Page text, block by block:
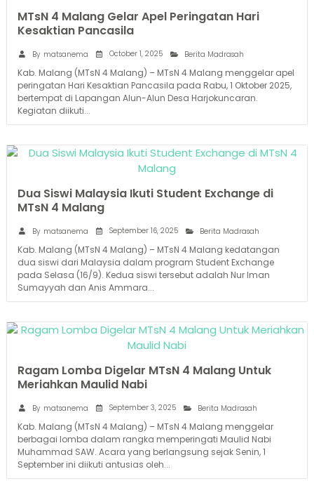
MTsN 4 Malang Gelar Apel Peringatan Hari
Kesaktian Pancasila
By matsanema October 1, 2025 Berita Madrasah
Kab. Malang (MTsN 4 Malang) – MTsN 4 Malang menggelar apel
peringatan Hari Kesaktian Pancasila pada Rabu, 1 Oktober 2025,
bertempat di Lapangan Alun-Alun Desa Harjokuncaran.
Kegiatan diikuti...
Dua Siswi Malaysia Ikuti Student Exchange di
MTsN 4 Malang
By matsanema September 16, 2025 Berita Madrasah
Kab. Malang (MTsN 4 Malang) – MTsN 4 Malang kedatangan
dua siswi dari Malaysia dalam program Student Exchange
pada Selasa (16/9). Kedua siswi tersebut adalah Nur Iman
Sumayyah dan Anis Ammara...
Ragam Lomba Digelar MTsN 4 Malang Untuk
Meriahkan Maulid Nabi
By matsanema September 3, 2025 Berita Madrasah
Kab. Malang (MTsN 4 Malang) – MTsN 4 Malang menggelar
berbagai lomba dalam rangka memperingati Maulid Nabi
Muhammad SAW. Acara yang berlangsung sejak Senin, 1
September ini diikuti antusias oleh...